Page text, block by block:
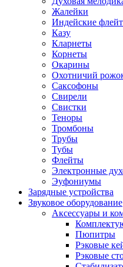
Жалейки
Индейские
Казу
Кларнеты
Корнеты
Окарины
Охотничий
Саксофоны
Свирели
Свистки
Теноры
Тромбоны
Трубы
Тубы
Флейты
Электронные
Эуфониумы
Зарядные устройства
Звуковое оборудование
Аксессуары и
Пюпитры
Рэковые
Рэковые